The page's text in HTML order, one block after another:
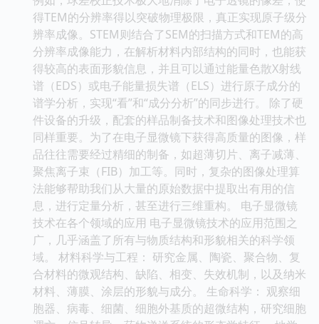
得TEM的分辨率得以突破物理极限，真正实现原子级分
辨率成像。STEM则结合了SEM的扫描方式和TEM的高
分辨率成像能力，在解析材料内部结构的同时，也能获
得较高的表面形貌信息，并且可以通过能量色散X射线
谱（EDS）或电子能量损失谱（ELS）进行原子成分的
谱学分析，实现“看”和“成分分析”的同步进行。 除了硬
件设备的升级，配套的样品制备技术和图像处理技术也
同样重要。为了在电子显微镜下获得高质量的图像，样
品往往需要经过精细的制备，如超薄切片、离子减薄、
聚焦离子束（FIB）加工等。同时，复杂的图像处理算
法能够帮助我们从大量的原始数据中提取出有用的信
息，进行定量分析，甚至进行三维重构。 电子显微镜
技术在各个领域的应用 电子显微镜技术的应用范围之
广，几乎涵盖了所有与物质结构和形貌相关的科学领
域。 材料科学与工程： 研究金属、陶瓷、聚合物、复
合材料的微观结构、缺陷、相变、失效机制，以及纳米
材料、薄膜、涂层的形貌与成分。 生命科学： 观察细
胞器、病毒、细菌、细胞外基质的超微结构，研究细胞